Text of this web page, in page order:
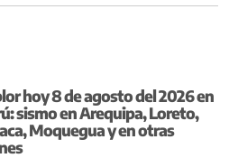
hoy 8 de agosto del 2026 en
sismo en Arequipa, Loreto,
Moquegua y en otras